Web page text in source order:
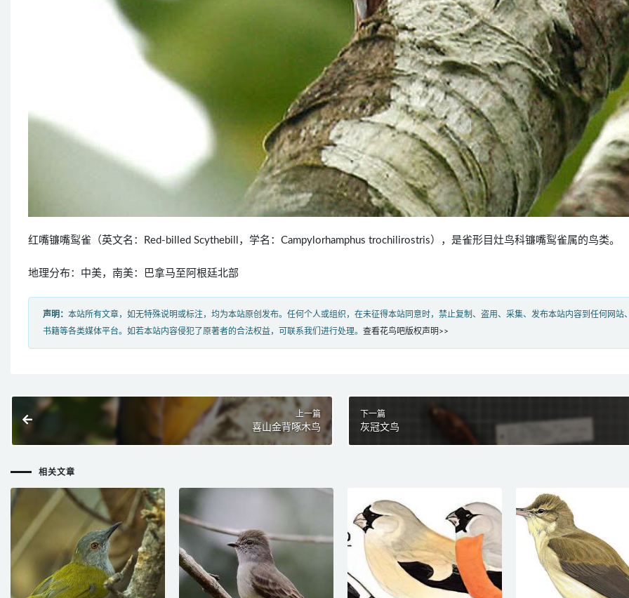
红嘴镰嘴䴕雀（英文名：Red-billed Scythebill，学名：Campylorhamphus trochilirostris），是雀形目灶鸟科镰嘴䴕雀属的鸟类。
地理分布：中美，南美：巴拿马至阿根廷北部
声明： 本站所有文章，如无特殊说明或标注，均为本站原创发布。任何个人或组织，在未征得本站同意时，禁止复制、盗用、采集、发布本站内容到任何网站
书籍等各类媒体平台。如若本站内容侵犯了原著者的合法权益，可联系我们进行处理。 查看花鸟吧版权声明>>
上一篇
喜山金背啄木鸟
下一篇
灰冠文鸟
相关文章